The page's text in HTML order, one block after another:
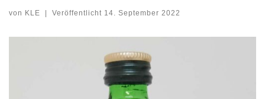
von KLE Veröffentlicht 14. September 2022